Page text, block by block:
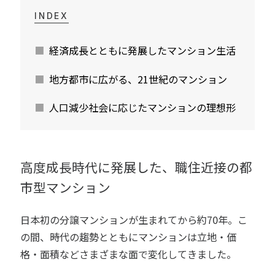
INDEX
経済成長とともに発展したマンション生活
地方都市に広がる、21世紀のマンション
人口減少社会に応じたマンションの理想形
高度成長時代に発展した、職住近接の都
市型マンション
日本初の分譲マンションが生まれてから約70年。こ
の間、時代の趨勢とともにマンションは立地・価
格・面積などさまざまな面で変化してきました。